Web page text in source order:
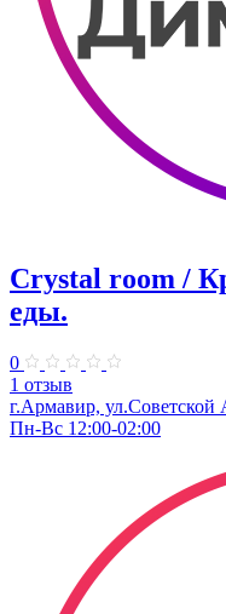
Crystal room /
еды.
0
1 отзыв
г.Армавир,
Пн-Вс 12:00-02:00